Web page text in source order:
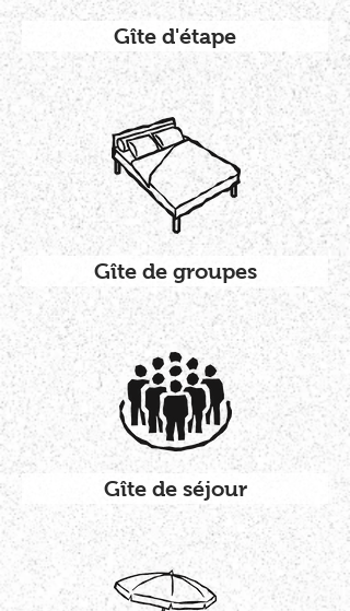
Gîte d'étape
Gîte de groupes
Gîte de séjour